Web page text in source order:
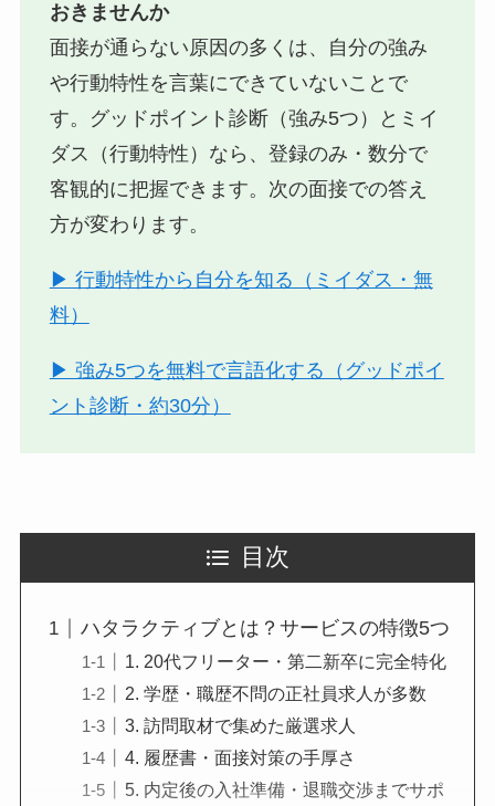
おきませんか
面接が通らない原因の多くは、自分の強み
や行動特性を言葉にできていないことで
す。グッドポイント診断（強み5つ）とミイ
ダス（行動特性）なら、登録のみ・数分で
客観的に把握できます。次の面接での答え
方が変わります。
▶ 行動特性から自分を知る（ミイダス・無
料）
▶ 強み5つを無料で言語化する（グッドポイ
ント診断・約30分）
目次
ハタラクティブとは？サービスの特徴5つ
1. 20代フリーター・第二新卒に完全特化
2. 学歴・職歴不問の正社員求人が多数
3. 訪問取材で集めた厳選求人
4. 履歴書・面接対策の手厚さ
5. 内定後の入社準備・退職交渉までサポ